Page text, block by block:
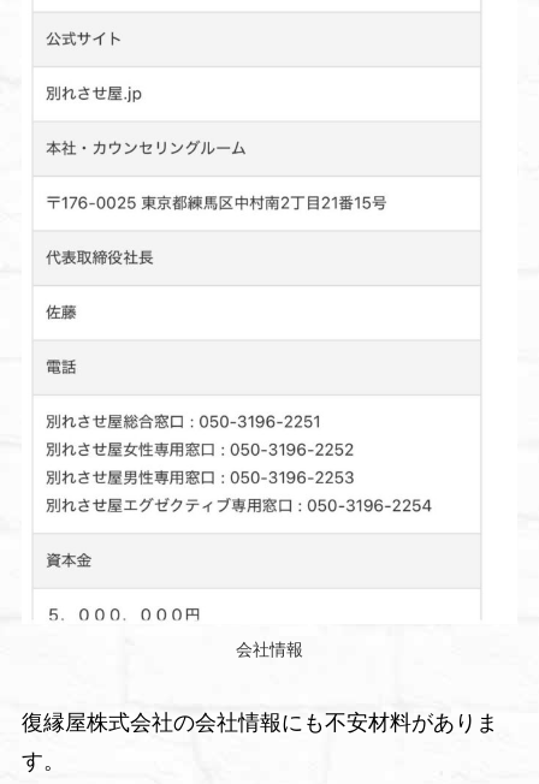
会社情報
復縁屋株式会社の会社情報にも不安材料がありま
す。